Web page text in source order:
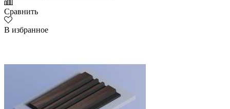
Сравнить
В избранное